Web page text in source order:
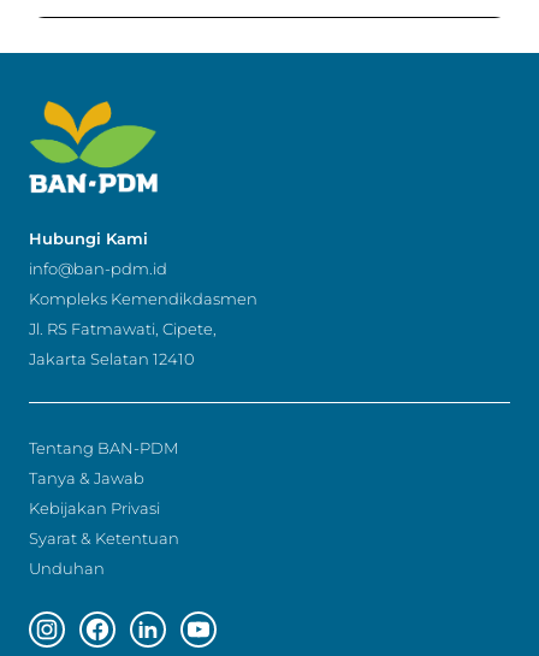
Hubungi Kami
info@ban-pdm.id
Kompleks Kemendikdasmen
Jl. RS Fatmawati, Cipete,
Jakarta Selatan 12410
Tentang BAN-PDM
Tanya & Jawab
Kebijakan Privasi
Syarat & Ketentuan
Unduhan